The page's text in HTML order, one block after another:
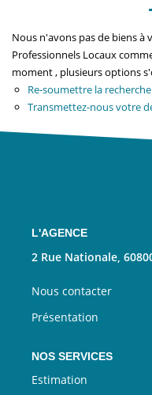
Qui
Créer une alerte
Nous n'avons pas de biens à
Professionnels Locaux
moment , plusieurs options
Re-soumettre la
Transmettez-nous votre
L'AGENCE
2 Rue Nationale,
Nous contacter
Présentation
NOS SERVICES
Estimation